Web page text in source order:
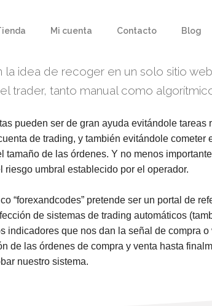
Mi cuenta Contacto Blog
la idea de recoger en un solo sitio
trader, tanto manual como
pueden ser de gran ayuda evitándole tareas
de trading, y también evitándole cometer
tamaño de las órdenes. Y no menos
riesgo umbral establecido por el operador.
“forexandcodes” pretende ser un portal de
de sistemas de trading automáticos
indicadores que nos dan la señal de compra
de las órdenes de compra y venta hasta
nuestro sistema.